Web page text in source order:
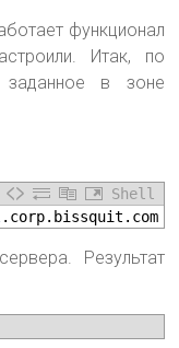
функционал
Итак, по
в зоне
Shell
.corp.bissquit .com
Результат